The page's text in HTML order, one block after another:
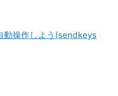
動操作しよう(sendkeys